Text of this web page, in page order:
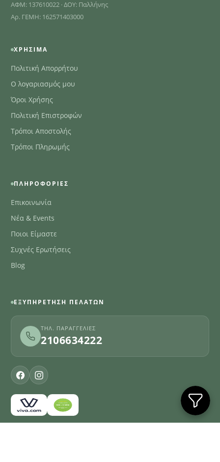
ΑΦΜ: 137610022 · ΔΟΥ: Παλλήνης
Αρ. ΓΕΜΗ: 162571403000
ΧΡΉΣΙΜΑ
Πολιτική Απορρήτου
Ο λογαριασμός μου
Όροι Χρήσης
Πολιτική Επιστροφών
Τρόποι Αποστολής
Τρόποι Πληρωμής
ΠΛΗΡΟΦΟΡΊΕΣ
Επικοινωνία
Νέα & Events
Ποιοι Είμαστε
Συχνές Ερωτήσεις
Blog
ΕΞΥΠΗΡΈΤΗΣΗ ΠΕΛΑΤΏΝ
ΤΗΛ. ΠΑΡΑΓΓΕΛΊΕΣ
2106634222